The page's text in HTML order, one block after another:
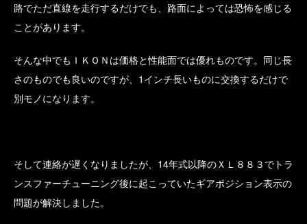
路でただ直線を走行するだけでも、路面によっては恐怖を感じる
ことがあります。
そんな中でもＩＫＯＮは価格と性能面では優れものです。同じ長
さのものでも良いのですが、1インチ長いものに交換するだけで
別モノになります。
そして連絡が遅くなりましたが、14年式以降のＸＬ８８３でトラ
ンスファーチューニング後に起こっていたギアポジション表示の
問題が解決しました。